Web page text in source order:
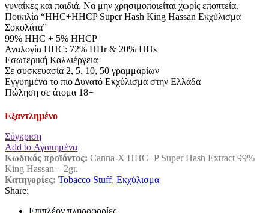
γυναίκες και παιδιά. Να μην χρησιμοποιείται χωρίς εποπτεία.
Ποικιλία “HHC+HHCP Super Hash King Hassan Εκχύλισμα
Σοκολάτα”
99% HHC + 5% HHCP
Αναλογία HHC: 72% HHr & 20% HHs
Εσωτερική Καλλιέργεια
Σε συσκευασία 2, 5, 10, 50 γραμμαρίων
Εγγυημένα το πιο Δυνατό Εκχύλισμα στην Ελλάδα
Πώληση σε άτομα 18+
Εξαντλημένο
Σύγκριση
Add to Αγαπημένα
Κωδικός προϊόντος: Canna-X HHC+P Super Hash Extract 99%
King Hassan – 2gr.
Κατηγορίες: Tobacco Stuff, Εκχύλισμα
Share: